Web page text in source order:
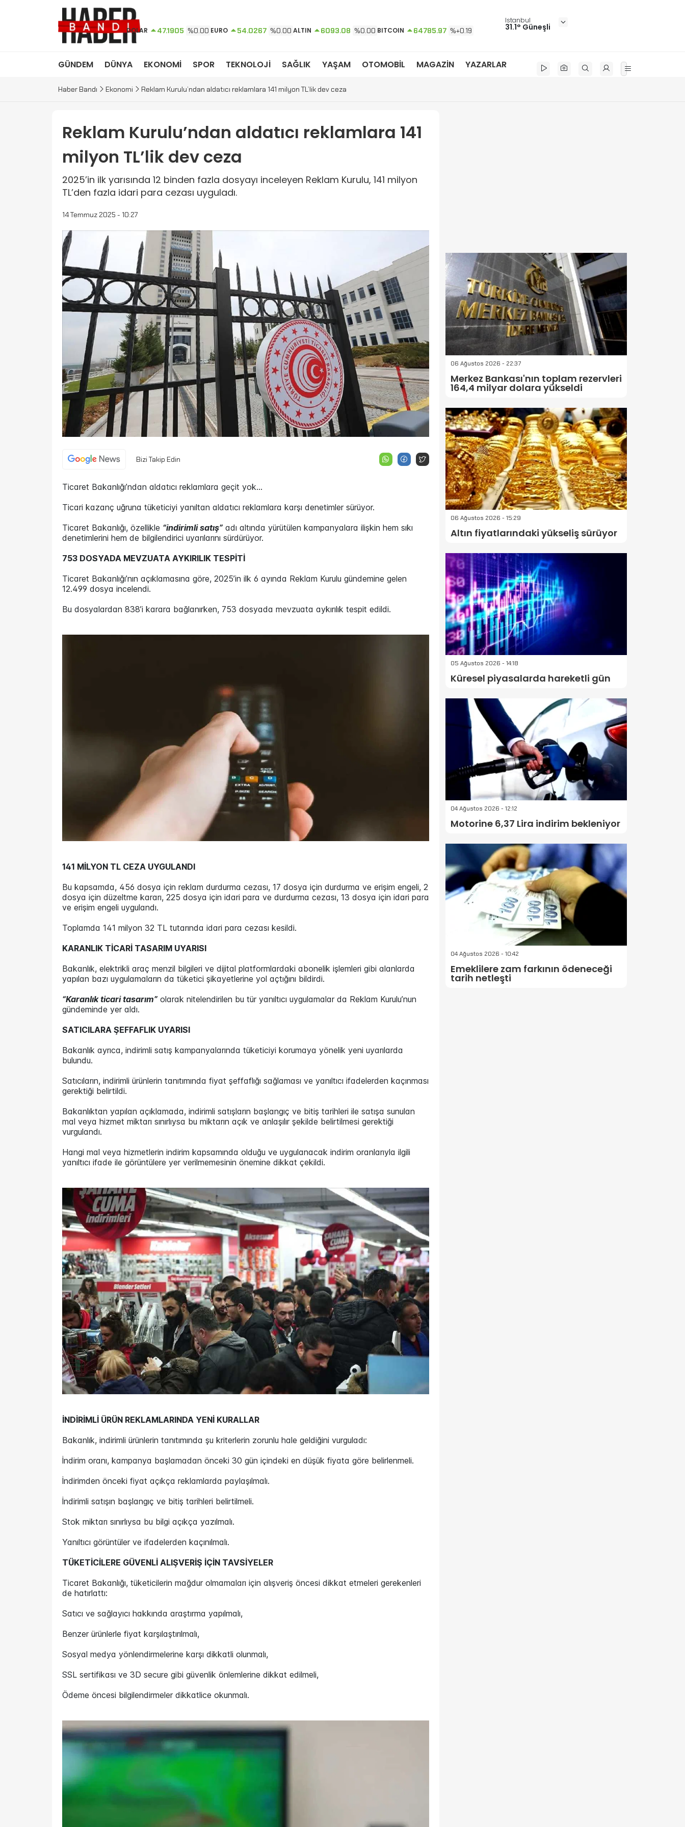
DOLAR 47.1905 %0.00 EURO 54.0267 %0.00 ALTIN 6093.08 %0.00 BITCOIN 64785.97 %+0.19
Istanbul
31.1° Güneşli
GÜNDEM DÜNYA EKONOMİ SPOR TEKNOLOJİ SAĞLIK YAŞAM OTOMOBİL MAGAZİN YAZARLAR
Haber Bandı Ekonomi Reklam Kurulu’ndan aldatıcı reklamlara 141 milyon TL’lik dev ceza
Reklam Kurulu’ndan aldatıcı reklamlara 141
milyon TL’lik dev ceza
2025’in ilk yarısında 12 binden fazla dosyayı inceleyen Reklam Kurulu, 141 milyon
TL’den fazla idari para cezası uyguladı.
14 Temmuz 2025 - 10:27
Bizi Takip Edin
Ticaret Bakanlığı’ndan aldatıcı reklamlara geçit yok...
Ticari kazanç uğruna tüketiciyi yanıltan aldatıcı reklamlara karşı denetimler sürüyor.
Ticaret Bakanlığı, özellikle “indirimli satış” adı altında yürütülen kampanyalara ilişkin hem sıkı
denetimlerini hem de bilgilendirici uyarılarını sürdürüyor.
753 DOSYADA MEVZUATA AYKIRILIK TESPİTİ
Ticaret Bakanlığı’nın açıklamasına göre, 2025’in ilk 6 ayında Reklam Kurulu gündemine gelen
12.499 dosya incelendi.
Bu dosyalardan 838’i karara bağlanırken, 753 dosyada mevzuata aykırılık tespit edildi.
141 MİLYON TL CEZA UYGULANDI
Bu kapsamda, 456 dosya için reklam durdurma cezası, 17 dosya için durdurma ve erişim engeli, 2
dosya için düzeltme kararı, 225 dosya için idari para ve durdurma cezası, 13 dosya için idari para
ve erişim engeli uygulandı.
Toplamda 141 milyon 32 TL tutarında idari para cezası kesildi.
KARANLIK TİCARİ TASARIM UYARISI
Bakanlık, elektrikli araç menzil bilgileri ve dijital platformlardaki abonelik işlemleri gibi alanlarda
yapılan bazı uygulamaların da tüketici şikayetlerine yol açtığını bildirdi.
“Karanlık ticari tasarım” olarak nitelendirilen bu tür yanıltıcı uygulamalar da Reklam Kurulu’nun
gündeminde yer aldı.
SATICILARA ŞEFFAFLIK UYARISI
Bakanlık ayrıca, indirimli satış kampanyalarında tüketiciyi korumaya yönelik yeni uyarılarda
bulundu.
Satıcıların, indirimli ürünlerin tanıtımında fiyat şeffaflığı sağlaması ve yanıltıcı ifadelerden kaçınması
gerektiği belirtildi.
Bakanlıktan yapılan açıklamada, indirimli satışların başlangıç ve bitiş tarihleri ile satışa sunulan
mal veya hizmet miktarı sınırlıysa bu miktarın açık ve anlaşılır şekilde belirtilmesi gerektiği
vurgulandı.
Hangi mal veya hizmetlerin indirim kapsamında olduğu ve uygulanacak indirim oranlarıyla ilgili
yanıltıcı ifade ile görüntülere yer verilmemesinin önemine dikkat çekildi.
İNDİRİMLİ ÜRÜN REKLAMLARINDA YENİ KURALLAR
Bakanlık, indirimli ürünlerin tanıtımında şu kriterlerin zorunlu hale geldiğini vurguladı:
İndirim oranı, kampanya başlamadan önceki 30 gün içindeki en düşük fiyata göre belirlenmeli.
İndirimden önceki fiyat açıkça reklamlarda paylaşılmalı.
İndirimli satışın başlangıç ve bitiş tarihleri belirtilmeli.
Stok miktarı sınırlıysa bu bilgi açıkça yazılmalı.
Yanıltıcı görüntüler ve ifadelerden kaçınılmalı.
TÜKETİCİLERE GÜVENLİ ALIŞVERİŞ İÇİN TAVSİYELER
Ticaret Bakanlığı, tüketicilerin mağdur olmamaları için alışveriş öncesi dikkat etmeleri gerekenleri
de hatırlattı:
Satıcı ve sağlayıcı hakkında araştırma yapılmalı,
Benzer ürünlerle fiyat karşılaştırılmalı,
Sosyal medya yönlendirmelerine karşı dikkatli olunmalı,
SSL sertifikası ve 3D secure gibi güvenlik önlemlerine dikkat edilmeli,
Ödeme öncesi bilgilendirmeler dikkatlice okunmalı.
06 Ağustos 2026 - 22:37
Merkez Bankası'nın toplam rezervleri
164,4 milyar dolara yükseldi
06 Ağustos 2026 - 15:29
Altın fiyatlarındaki yükseliş sürüyor
05 Ağustos 2026 - 14:18
Küresel piyasalarda hareketli gün
04 Ağustos 2026 - 12:12
Motorine 6,37 Lira indirim bekleniyor
04 Ağustos 2026 - 10:42
Emeklilere zam farkının ödeneceği
tarih netleşti